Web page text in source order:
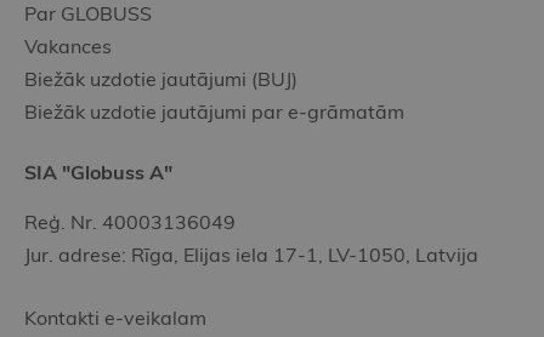
Par GLOBUSS
Vakances
Biežāk uzdotie jautājumi (BUJ)
Biežāk uzdotie jautājumi par e-grāmatām
SIA "Globuss A"
Reģ. Nr. 40003136049
Jur. adrese: Rīga, Elijas iela 17-1, LV-1050, Latvija
Kontakti e-veikalam